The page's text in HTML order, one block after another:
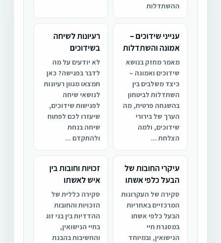
ההשתדלות
ענייני שידוכים –
אמונה והשתדלות
מאמר מחזק בנושא
שידוכים ואמונה –
כיצד משלבים בין
השתדלות לביטחון
בהשגחה פרטית, מה
הערך של בירורי
שידוכים, ולמה
הצלחת ...
רעיונות לשיחה
בשידוכים
לא יודעים על מה
לדבר בפגישה? כאן
תמצאו מגוון רעיונות
לנושאי שיחה
לפגישות שידוכים,
שיעזרו לכם לפתוח
שיחה בנחת
ולהתקדם ...
עיקרי החובות של
הבעל כלפי אשתו
סקירה של העקרונות
המרכזיים באחריות
הבעל כלפי אשתו
במסגרת חיי
הנישואין, ובמיוחד
זכויות וחובות בין
איש לאשתו
סקירה כללית של
הזכויות והחובות
ההדדיות בין בני זוג
בחיי הנישואין,
והחשיבות בהבנת